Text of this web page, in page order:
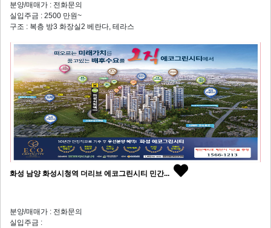
분양/매매가 : 전화문의
실입주금 : 2500 만원~
구조 : 복층 방3 화장실2 베란다, 테라스
화성 남양 화성시청역 더리브 에코그린시티 민간...
분양/매매가 : 전화문의
실입주금 :